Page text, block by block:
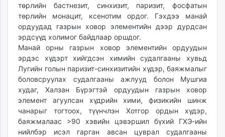
төрлийн бастнезит, синхизит, паризит, фосфатын
төрлийн монацит, ксенотим ордог. Гэхдээ манай
ордуудад газрын ховор элементийн дээр дурдсан
эрдсүүд холимог байдлаар оршдог.
Манай орны газрын ховор элементийн ордуудын
эрдэс хүдэрт хийгдсэн химийн судалгааны хувьд
Лугийн голын паризит-синхизитийн хүдэр, баяжмалыг
боловсруулах судалгааны ажлууд болон Мушгиа
худаг, Халзан Бүрэгтэй ордуудын газрын ховор
элемент агуулсан хүдрийн хими, физикийн шинж
чанарыг тогтоох, түүнчлэн Хотгор ордын хүдэр,
баяжмалаас >90 хэвийн цэвэршил бүхий ГХЭ-ийн
нийлбэр исэл гарган авсан цуврал судалгааны